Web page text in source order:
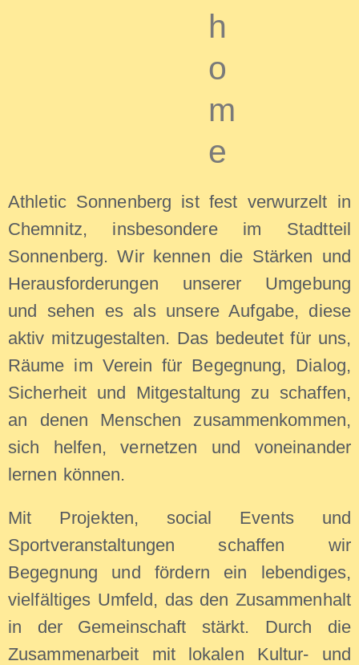
h
o
m
e
Athletic Sonnenberg ist fest verwurzelt in
Chemnitz, insbesondere im Stadtteil
Sonnenberg. Wir kennen die Stärken und
Herausforderungen unserer Umgebung
und sehen es als unsere Aufgabe, diese
aktiv mitzugestalten. Das bedeutet für uns,
Räume im Verein für Begegnung, Dialog,
Sicherheit und Mitgestaltung zu schaffen,
an denen Menschen zusammenkommen,
sich helfen, vernetzen und voneinander
lernen können.
Mit Projekten, social Events und
Sportveranstaltungen schaffen wir
Begegnung und fördern ein lebendiges,
vielfältiges Umfeld, das den Zusammenhalt
in der Gemeinschaft stärkt. Durch die
Zusammenarbeit mit lokalen Kultur- und